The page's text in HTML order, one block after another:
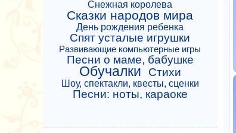
Снежная королева
Сказки народов мира
День рождения ребенка
Спят усталые игрушки
Развивающие компьютерные игры
Песни о маме, бабушке
Обучалки Стихи
Шоу, спектакли, квесты, сценки
Песни: ноты, караоке